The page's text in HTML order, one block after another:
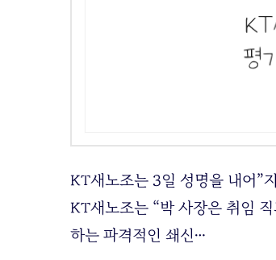
KT새노조는 3일 성명을 내어”
KT새노조는 “박 사장은 취임
하는 파격적인 쇄신…